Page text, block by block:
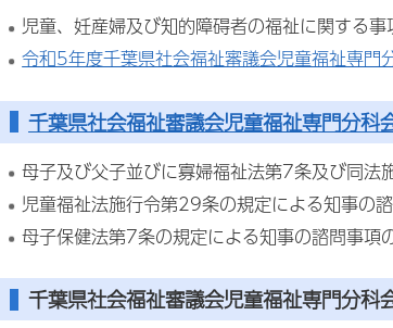
児童、妊産婦及び知的障碍者の福祉に関する事
令和5年度千葉県社会福祉審議会児童福祉専門
千葉県社会福祉審議会児童福祉専門分科
母子及び父子並びに寡婦福祉法第7条及び同
児童福祉法施行令第29条の規定による知事の
母子保健法第7条の規定による知事の諮問事項
千葉県社会福祉審議会児童福祉専門分科